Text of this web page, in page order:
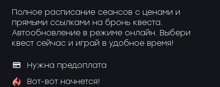
Полное расписание сеансов с ценами и
прямыми ссылками на бронь квеста.
Автообновление в режиме онлайн. Выбери
квест сейчас и играй в удобное время!
Нужна предоплата
Вот-вот начнется!